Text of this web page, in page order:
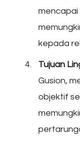
mencapai
kepada
Tujuan
Gusion,
objektif